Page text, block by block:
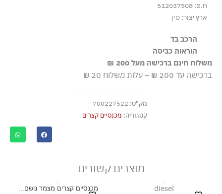
ח.פ: 512037508
ארץ יצור: סין
הרכב בד
100% כותנה
הוראות כביסה
כביסה עדינה במכונה עד ‎30°C
ללא חומרי הלבנה, ללא השריה
גיהוץ בחום נמוך
אסור לנקות בניקוי יבש
משלוח חינם ברכישה מעל 200 ₪
ברכישה עד 200 ₪ – עלות משלוח 20 ₪
מק"ט: 700227522
קטגוריה: מכנסיים קצרים
מוצרים קשורים
diesel מכנסיים קצרים מצמר נושם...